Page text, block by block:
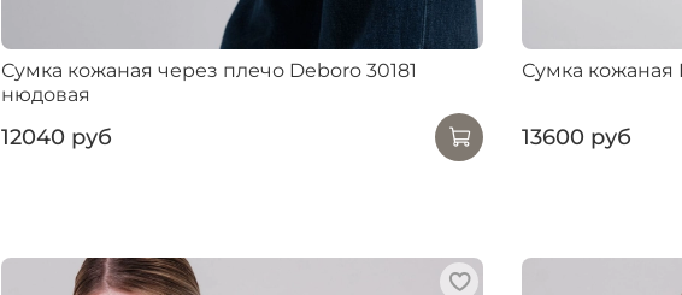
Сумка кожаная через плечо Deboro 30181
нюдовая
12040 руб
Сумка
13600 руб